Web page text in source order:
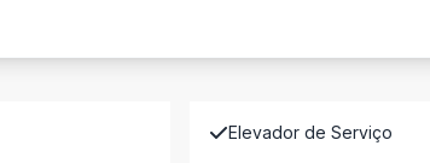
Elevador de Serviço